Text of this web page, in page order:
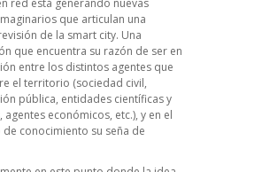
red está generando nuevas
que articulan una
de la smart city. Una
que encuentra su razón de ser en
entre los distintos agentes que
el territorio (sociedad civil,
pública, entidades científicas y
agentes económicos, etc.), y en el
conocimiento su seña de